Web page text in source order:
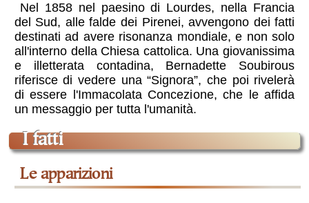
Nel 1858 nel paesino di Lourdes, nella Francia
del Sud, alle falde dei Pirenei, avvengono dei fatti
destinati ad avere risonanza mondiale, e non solo
all'interno della Chiesa cattolica. Una giovanissima
e illetterata contadina, Bernadette Soubirous
riferisce di vedere una “Signora”, che poi rivelerà
di essere l'Immacolata Concezione, che le affida
un messaggio per tutta l'umanità.
i fatti
le apparizioni